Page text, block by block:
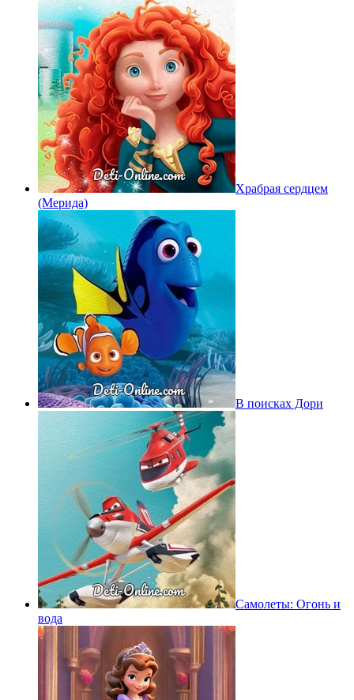
Храбрая сердцем
(Мерида)
В поисках Дори
Самолеты: Огонь и
вода